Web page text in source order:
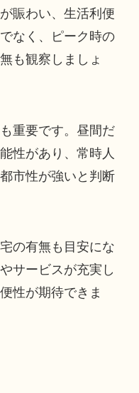
賑わい、生活利便
なく、ピーク時の
も観察しましょ
重要です。昼間だ
性があり、常時人
市性が強いと判断
の有無も目安にな
サービスが充実し
性が期待できま